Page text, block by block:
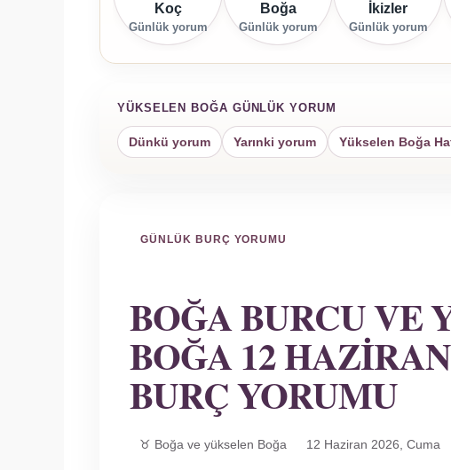
Koç
Günlük yorum
Boğa
Günlük yorum
İkizler
Günlük yorum
YÜKSELEN BOĞA GÜNLÜK YORUM
Dünkü yorum Yarınki yorum Yükselen Boğa
GÜNLÜK BURÇ YORUMU
BOĞA BURCU VE
BOĞA 12
BURÇ YORUMU
♉ Boğa ve yükselen Boğa 12 Haziran 2026, Cuma